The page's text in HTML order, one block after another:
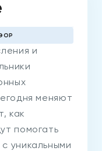
и
меняют
как
помогать
уникальными